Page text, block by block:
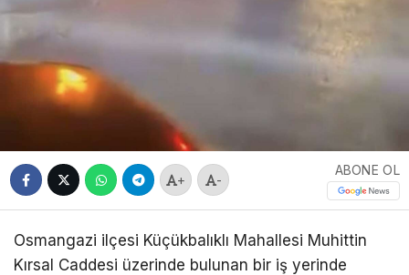
+ -
ABONE OL
Osmangazi ilçesi Küçükbalıklı Mahallesi Muhittin
Kırsal Caddesi üzerinde bulunan bir iş yerinde